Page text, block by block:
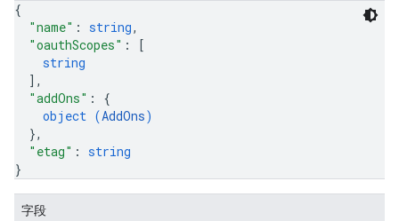
{
"name" : string,
"oauthScopes" :
[
string
] ,
"addOns" : {
object (AddOns)
},
"etag" : string
}
字段